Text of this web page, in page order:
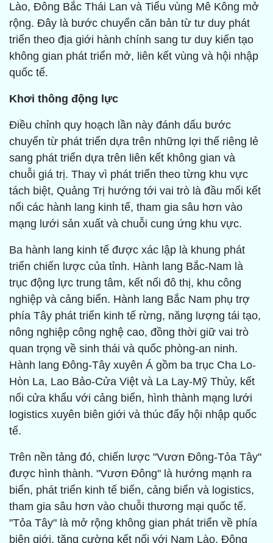
Lào, Đông Bắc Thái Lan và Tiểu vùng Mê Kông mở
rộng. Đây là bước chuyển căn bản từ tư duy phát
triển theo địa giới hành chính sang tư duy kiến tạo
không gian phát triển mở, liên kết vùng và hội nhập
quốc tế.
Khơi thông động lực
Điều chỉnh quy hoạch lần này đánh dấu bước
chuyển từ phát triển dựa trên những lợi thế riêng lẻ
sang phát triển dựa trên liên kết không gian và
chuỗi giá trị. Thay vì phát triển theo từng khu vực
tách biệt, Quảng Trị hướng tới vai trò là đầu mối kết
nối các hành lang kinh tế, tham gia sâu hơn vào
mạng lưới sản xuất và chuỗi cung ứng khu vực.
Ba hành lang kinh tế được xác lập là khung phát
triển chiến lược của tỉnh. Hành lang Bắc-Nam là
trục động lực trung tâm, kết nối đô thị, khu công
nghiệp và cảng biển. Hành lang Bắc Nam phụ trợ
phía Tây phát triển kinh tế rừng, năng lượng tái tạo,
nông nghiệp công nghệ cao, đồng thời giữ vai trò
quan trọng về sinh thái và quốc phòng-an ninh.
Hành lang Đông-Tây xuyên Á gồm ba trục Cha Lo-
Hòn La, Lao Bảo-Cửa Việt và La Lay-Mỹ Thủy, kết
nối cửa khẩu với cảng biển, hình thành mạng lưới
logistics xuyên biên giới và thúc đẩy hội nhập quốc
tế.
Trên nền tảng đó, chiến lược "Vươn Đông-Tỏa Tây"
được hình thành. "Vươn Đông" là hướng mạnh ra
biển, phát triển kinh tế biển, cảng biển và logistics,
tham gia sâu hơn vào chuỗi thương mại quốc tế.
"Tỏa Tây" là mở rộng không gian phát triển về phía
biên giới, tăng cường kết nối với Nam Lào, Đông